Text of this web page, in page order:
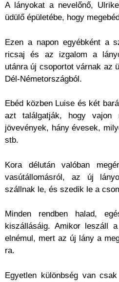
A lányokat a nevelőnő,
üdülő épületébe, hogy
Ezen a napon egyébként a
ricsaj és az izgalom a
utánra új csoportot várnak az
Dél-Németországból.
Ebéd közben Luise és két
azt találgatják, hogy vajon
jövevények, hány évesek,
stb.
Kora délután valóban
vasútállomásról, az új
szállnak le, és szedik le a
Minden rendben halad,
kiszállásáig. Amikor leszáll
elnémul, mert az új lány a
ra.
Egyetlen különbség van